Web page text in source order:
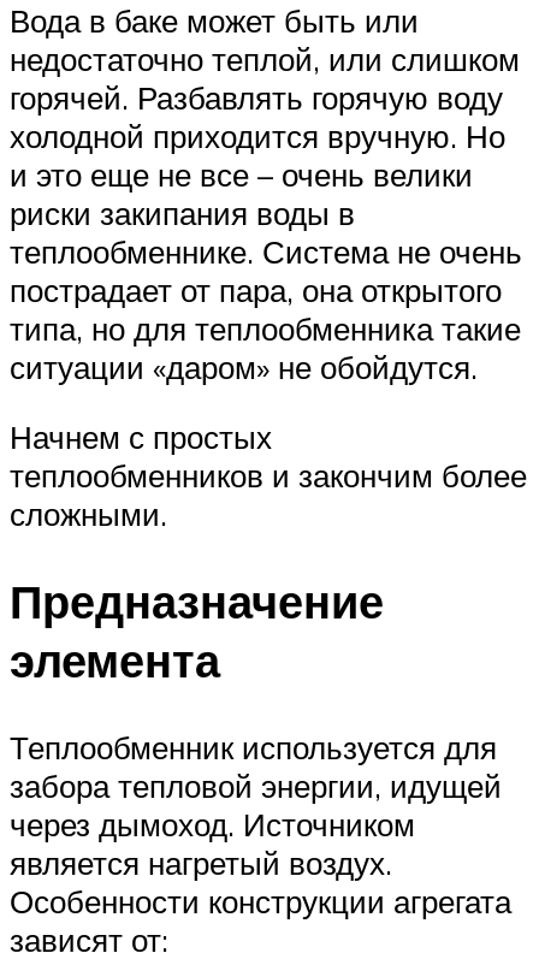
Вода в баке может быть или
недостаточно теплой, или слишком
горячей. Разбавлять горячую воду
холодной приходится вручную. Но
и это еще не все – очень велики
риски закипания воды в
теплообменнике. Система не очень
пострадает от пара, она открытого
типа, но для теплообменника такие
ситуации «даром» не обойдутся.
Начнем с простых
теплообменников и закончим более
сложными.
Предназначение
элемента
Теплообменник используется для
забора тепловой энергии, идущей
через дымоход. Источником
является нагретый воздух.
Особенности конструкции агрегата
зависят от: